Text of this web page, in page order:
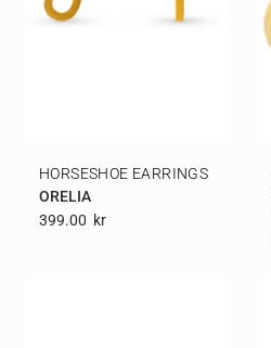
HORSESHOE EARRINGS
ORELIA
399.00 Kr